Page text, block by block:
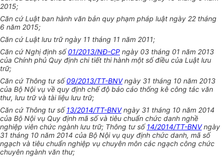
2015;
Căn cứ Luật ban hành văn bản quy phạm pháp luật ngày 22 tháng
6 năm 2015;
Căn cứ Luật lưu trữ ngày 11 tháng 11 năm 2011;
Căn cứ Nghị định số 01/2013/NĐ-CP ngày 03 tháng 01 năm 2013
của Chính phủ Quy định chitiết thi hành một số điều của Luật lưu
trữ;
Căn cứ Thông tư số09/2013/TT-BNVngày 31 tháng 10 năm 2013
của Bộ Nội vụ về quy định chế độ báo cáo thống kê công tác văn
thư, lưu trữ và tài liệu lưu trữ;
Căn cứ Thông tư số 13/2014/TT-BNVngày 31 tháng 10 năm 2014
của Bộ Nội vụ Quy định mã số và tiêu chuẩn chức danh nghề
nghiệp viên chức ngành lưu trữ; Thông tư số 14/2014/TT-BNVngày
31 tháng 10 năm 2014 của Bộ Nội vụ quy định chức danh, mã số
ngạch và tiêu chuẩn nghiệp vụ chuyên môn các ngạch công chức
chuyên ngành văn thư;